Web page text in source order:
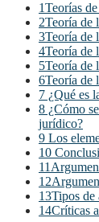
1Teorías
2Teoría de
3Teoría de
4Teoría de
5Teoría de
6Teoría de
7 ¿Qué es
8 ¿Cómo
jurídico?
9 Los
10
11
12
13Tipos de
14Críticas